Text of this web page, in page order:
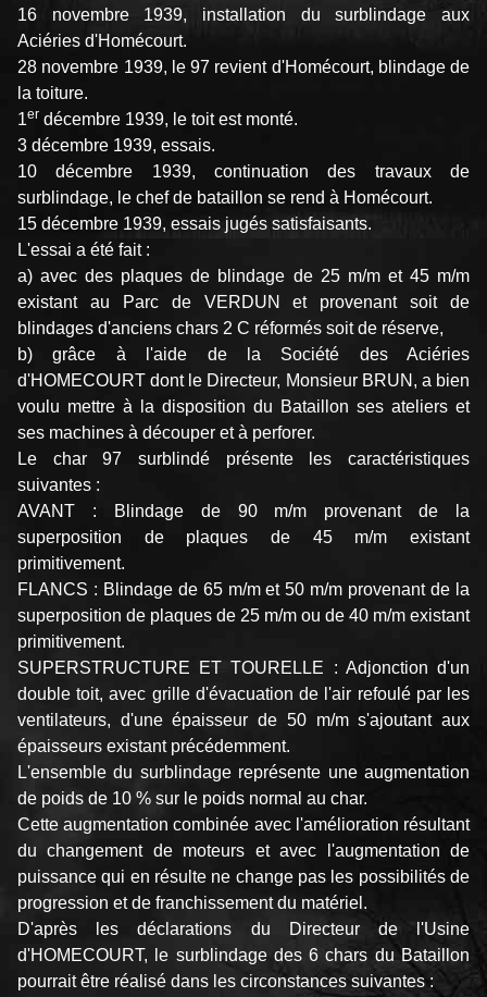
16 novembre 1939, installation du surblindage aux
Aciéries d'Homécourt.
28 novembre 1939, le 97 revient d'Homécourt, blindage de
la toiture.
1er décembre 1939, le toit est monté.
3 décembre 1939, essais.
10 décembre 1939, continuation des travaux de
surblindage, le chef de bataillon se rend à Homécourt.
15 décembre 1939, essais jugés satisfaisants.
L'essai a été fait :
a) avec des plaques de blindage de 25 m/m et 45 m/m
existant au Parc de VERDUN et provenant soit de
blindages d'anciens chars 2 C réformés soit de réserve,
b) grâce à l'aide de la Société des Aciéries
d'HOMECOURT dont le Directeur, Monsieur BRUN, a bien
voulu mettre à la disposition du Bataillon ses ateliers et
ses machines à découper et à perforer.
Le char 97 surblindé présente les caractéristiques
suivantes :
AVANT : Blindage de 90 m/m provenant de la
superposition de plaques de 45 m/m existant
primitivement.
FLANCS : Blindage de 65 m/m et 50 m/m provenant de la
superposition de plaques de 25 m/m ou de 40 m/m existant
primitivement.
SUPERSTRUCTURE ET TOURELLE : Adjonction d'un
double toit, avec grille d'évacuation de l'air refoulé par les
ventilateurs, d'une épaisseur de 50 m/m s'ajoutant aux
épaisseurs existant précédemment.
L'ensemble du surblindage représente une augmentation
de poids de 10 % sur le poids normal au char.
Cette augmentation combinée avec l'amélioration résultant
du changement de moteurs et avec l'augmentation de
puissance qui en résulte ne change pas les possibilités de
progression et de franchissement du matériel.
D'après les déclarations du Directeur de l'Usine
d'HOMECOURT, le surblindage des 6 chars du Bataillon
pourrait être réalisé dans les circonstances suivantes :